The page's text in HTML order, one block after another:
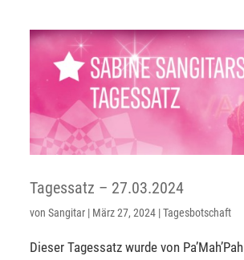
Tagessatz – 27.03.2024
vonSangitar | März 27, 2024 |Tagesbotschaft
Dieser Tagessatz wurde von Pa’Mah’Pah